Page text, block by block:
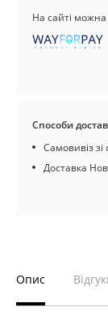
На сайті
Способи
Самовивіз зі
Доставка
Опис